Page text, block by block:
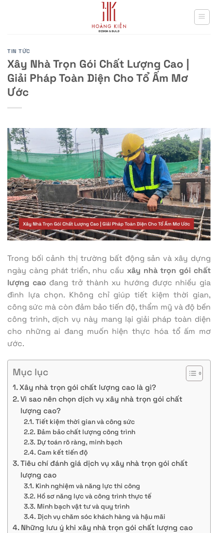
TIN TỨC
Xây Nhà Trọn Gói Chất Lượng Cao |
Giải Pháp Toàn Diện Cho Tổ Ấm Mơ
Ước
Trong bối cảnh thị trường bất động sản và xây dựng
ngày càng phát triển, nhu cầu xây nhà trọn gói chất
lượng cao đang trở thành xu hướng được nhiều gia
đình lựa chọn. Không chỉ giúp tiết kiệm thời gian,
công sức mà còn đảm bảo tiến độ, thẩm mỹ và độ bền
công trình, dịch vụ này mang lại giải pháp toàn diện
cho những ai đang muốn hiện thực hóa tổ ấm mơ
ước.
Mục lục
Xây nhà trọn gói chất lượng cao là gì?
Vì sao nên chọn dịch vụ xây nhà trọn gói chất
lượng cao?
Tiết kiệm thời gian và công sức
Đảm bảo chất lượng công trình
Dự toán rõ ràng, minh bạch
Cam kết tiến độ
Tiêu chí đánh giá dịch vụ xây nhà trọn gói chất
lượng cao
Kinh nghiệm và năng lực thi công
Hồ sơ năng lực và công trình thực tế
Minh bạch vật tư và quy trình
Dịch vụ chăm sóc khách hàng và hậu mãi
Những lưu ý khi xây nhà trọn gói chất lượng cao